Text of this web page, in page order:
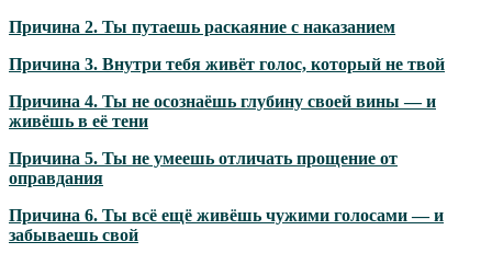
Причина 2. Ты путаешь раскаяние с наказанием
Причина 3. Внутри тебя живёт голос, который не твой
Причина 4. Ты не осознаёшь глубину своей вины — и
живёшь в её тени
Причина 5. Ты не умеешь отличать прощение от
оправдания
Причина 6. Ты всё ещё живёшь чужими голосами — и
забываешь свой